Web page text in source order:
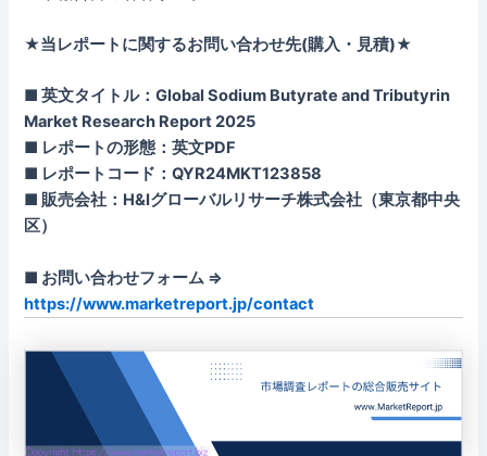
★当レポートに関するお問い合わせ先(購入・見積)★
■ 英文タイトル：Global Sodium Butyrate and Tributyrin
Market Research Report 2025
■ レポートの形態：英文PDF
■ レポートコード：QYR24MKT123858
■ 販売会社：H&Iグローバルリサーチ株式会社（東京都中央
区）
■ お問い合わせフォーム ⇒
https://www.marketreport.jp/contact